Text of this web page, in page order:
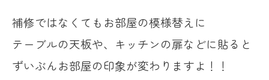
補修ではなくても お部屋の模様替えに
テーブルの天板や、 キッチンの扉などに貼ると
ずいぶんお部屋の印象が変わりますよ！！